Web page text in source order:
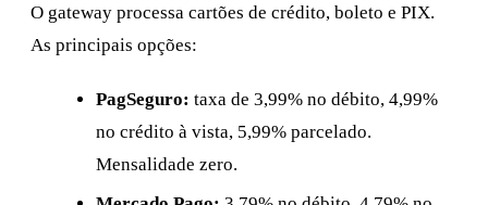
O gateway processa cartões de crédito, boleto e PIX.
As principais opções:
PagSeguro: taxa de 3,99% no débito, 4,99%
no crédito à vista, 5,99% parcelado.
Mensalidade zero.